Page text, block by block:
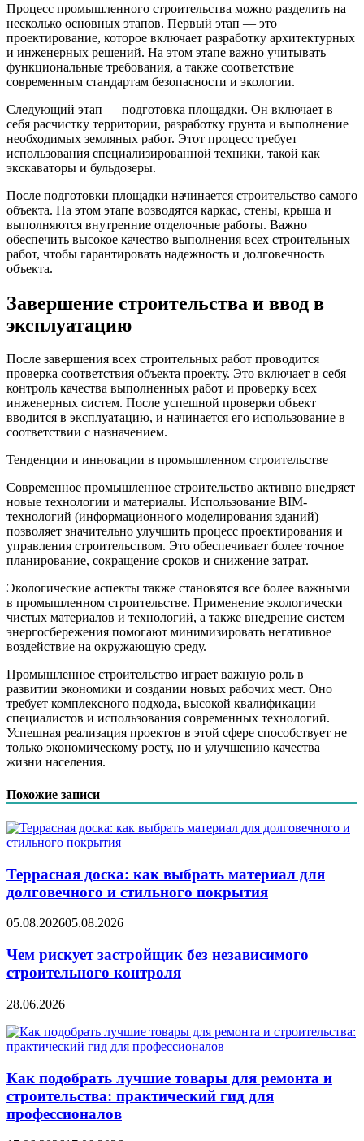
Процесс промышленного строительства можно разделить на
несколько основных этапов. Первый этап — это
проектирование, которое включает разработку архитектурных
и инженерных решений. На этом этапе важно учитывать
функциональные требования, а также соответствие
современным стандартам безопасности и экологии.
Следующий этап — подготовка площадки. Он включает в
себя расчистку территории, разработку грунта и выполнение
необходимых земляных работ. Этот процесс требует
использования специализированной техники, такой как
экскаваторы и бульдозеры.
После подготовки площадки начинается строительство самого
объекта. На этом этапе возводятся каркас, стены, крыша и
выполняются внутренние отделочные работы. Важно
обеспечить высокое качество выполнения всех строительных
работ, чтобы гарантировать надежность и долговечность
объекта.
Завершение строительства и ввод в
эксплуатацию
После завершения всех строительных работ проводится
проверка соответствия объекта проекту. Это включает в себя
контроль качества выполненных работ и проверку всех
инженерных систем. После успешной проверки объект
вводится в эксплуатацию, и начинается его использование в
соответствии с назначением.
Тенденции и инновации в промышленном строительстве
Современное промышленное строительство активно внедряет
новые технологии и материалы. Использование BIM-
технологий (информационного моделирования зданий)
позволяет значительно улучшить процесс проектирования и
управления строительством. Это обеспечивает более точное
планирование, сокращение сроков и снижение затрат.
Экологические аспекты также становятся все более важными
в промышленном строительстве. Применение экологически
чистых материалов и технологий, а также внедрение систем
энергосбережения помогают минимизировать негативное
воздействие на окружающую среду.
Промышленное строительство играет важную роль в
развитии экономики и создании новых рабочих мест. Оно
требует комплексного подхода, высокой квалификации
специалистов и использования современных технологий.
Успешная реализация проектов в этой сфере способствует не
только экономическому росту, но и улучшению качества
жизни населения.
Похожие записи
Террасная доска: как выбрать материал для
долговечного и стильного покрытия
05.08.202605.08.2026
Чем рискует застройщик без независимого
строительного контроля
28.06.2026
Как подобрать лучшие товары для ремонта и
строительства: практический гид для
профессионалов